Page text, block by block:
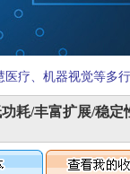
疗、机器视觉等多
耗/丰富扩展/稳